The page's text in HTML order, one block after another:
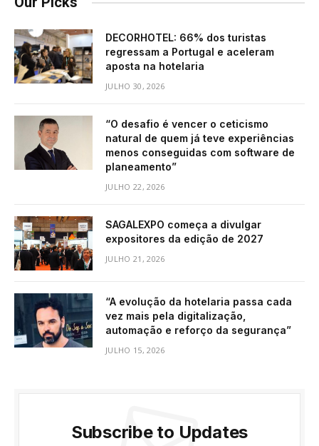
DECORHOTEL: 66% dos turistas
regressam a Portugal e aceleram
aposta na hotelaria
JULHO 30, 2026
“O desafio é vencer o ceticismo
natural de quem já teve experiências
menos conseguidas com software de
planeamento”
JULHO 22, 2026
SAGALEXPO começa a divulgar
expositores da edição de 2027
JULHO 21, 2026
“A evolução da hotelaria passa cada
vez mais pela digitalização,
automação e reforço da segurança”
JULHO 15, 2026
Subscribe to Updates